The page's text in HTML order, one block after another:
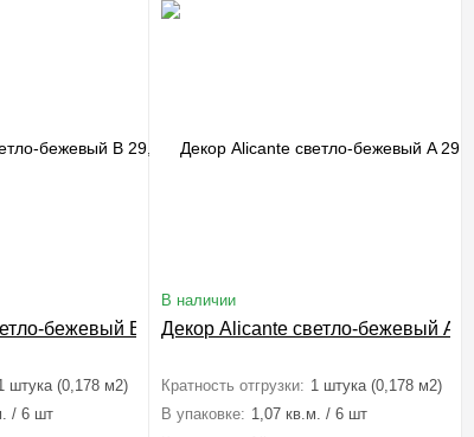
бежевый B 29,8x59,8
штука (0,178 м2)
/ 6 шт
В наличии
Декор Alicante светло-бежевый A
Кратность отгрузки: 1 штука (0,178 м2)
В упаковке: 1,07 кв.м. / 6 шт